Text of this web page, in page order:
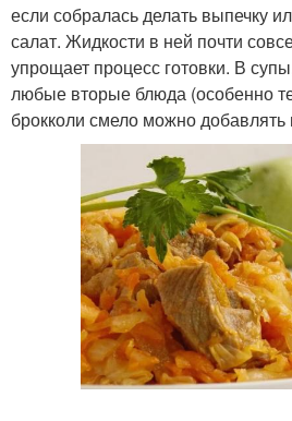
если собралась делать выпечку
салат. Жидкости в ней почти
упрощает процесс готовки. В
любые вторые блюда (особенно
брокколи смело можно добавлять